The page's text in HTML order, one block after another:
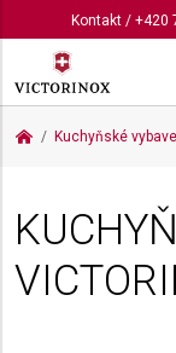
Kontakt/ +420
Kuchyňské